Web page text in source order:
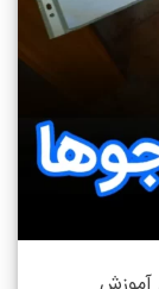
آموزش